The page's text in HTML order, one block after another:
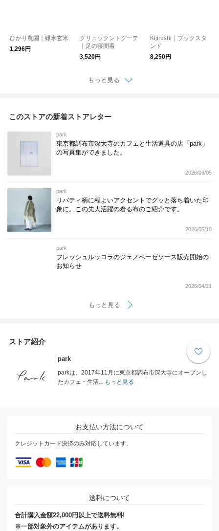
ひかり農園｜緑米玄米
1,296円
グリュックントグーテ
｜足の寝間着
3,520円
Kijirushi｜ブックスタ
ンド
8,250円
もっと見る
このストアの新着ストアレター
park
東京都調布市深大寺のカフェと生活道具の店「park」
の写真集ができました。
2026/06/05
park
リバティ柄に程よいアクセントでグッと落ち着いた印
象に。この先大活躍の着る布のご紹介です。
2026/05/10
park
フレッシュルッコラのジェノベーゼソース販売開始の
お知らせ
2026/04/21
もっと見る
ストア紹介
park
parkは、2017年11月に東京都調布市深大寺にオープンし
たカフェ・生活...
もっと見る
お支払い方法について
クレジットカード決済のみ対応しています。
送料について
合計購入金額22,000円以上で送料無料!
※一部対象外のアイテムがあります。